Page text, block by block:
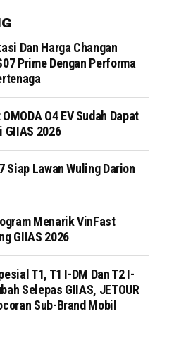
Dan Harga Changan
Prime Dengan Performa
O4 EV Sudah Dapat
GIIAS 2026
Siap Lawan Wuling Darion
Menarik VinFast
GIIAS 2026
T1, T1 I-DM Dan T2 I-
Selepas GIIAS, JETOUR
Sub-Brand Mobil